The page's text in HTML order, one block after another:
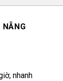
nhanh